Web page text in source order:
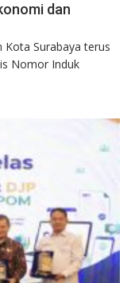
dan
Kota Surabaya terus
Nomor Induk